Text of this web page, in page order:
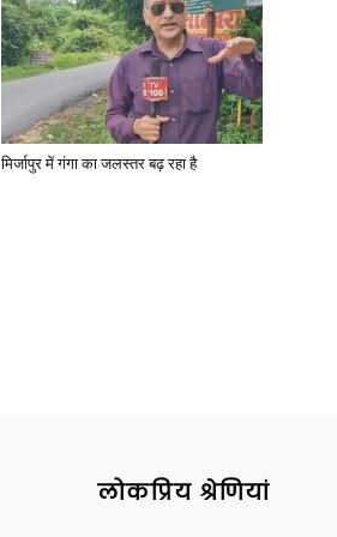
News
मिर्जापुर में गंगा का जलस्तर बढ़ रहा है
लोकप्रिय श्रेणियां